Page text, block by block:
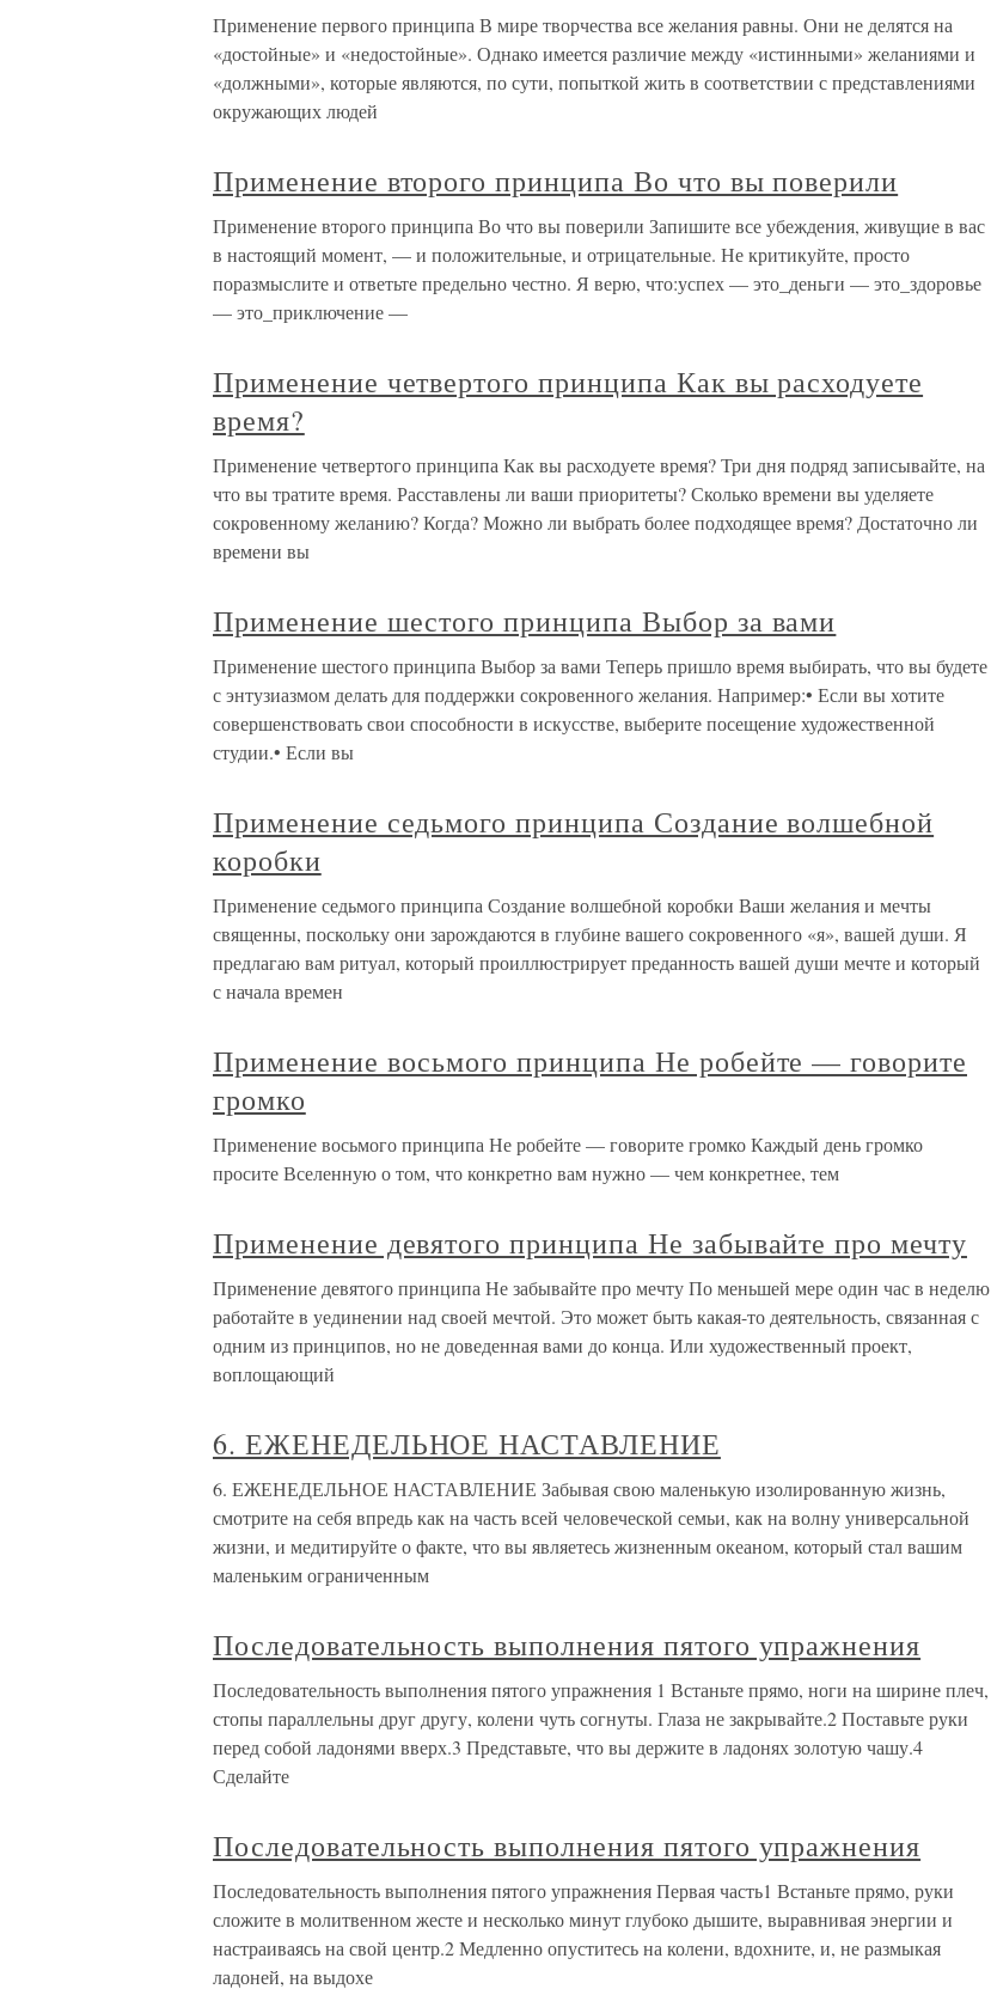
Применение первого принципа В мире творчества все желания равны. Они не делятся на
«достойные» и «недостойные». Однако имеется различие между «истинными» желаниями и
«должными», которые являются, по сути, попыткой жить в соответствии с представлениями
окружающих людей
Применение второго принципа Во что вы поверили
Применение второго принципа Во что вы поверили Запишите все убеждения, живущие в вас
в настоящий момент, — и положительные, и отрицательные. Не критикуйте, просто
поразмыслите и ответьте предельно честно. Я верю, что:успех — это_деньги — это_здоровье
— это_приключение —
Применение четвертого принципа Как вы расходуете
время?
Применение четвертого принципа Как вы расходуете время? Три дня подряд записывайте, на
что вы тратите время. Расставлены ли ваши приоритеты? Сколько времени вы уделяете
сокровенному желанию? Когда? Можно ли выбрать более подходящее время? Достаточно ли
времени вы
Применение шестого принципа Выбор за вами
Применение шестого принципа Выбор за вами Теперь пришло время выбирать, что вы будете
с энтузиазмом делать для поддержки сокровенного желания. Например:• Если вы хотите
совершенствовать свои способности в искусстве, выберите посещение художественной
студии.• Если вы
Применение седьмого принципа Создание волшебной
коробки
Применение седьмого принципа Создание волшебной коробки Ваши желания и мечты
священны, поскольку они зарождаются в глубине вашего сокровенного «я», вашей души. Я
предлагаю вам ритуал, который проиллюстрирует преданность вашей души мечте и который
с начала времен
Применение восьмого принципа Не робейте — говорите
громко
Применение восьмого принципа Не робейте — говорите громко Каждый день громко
просите Вселенную о том, что конкретно вам нужно — чем конкретнее, тем
Применение девятого принципа Не забывайте про мечту
Применение девятого принципа Не забывайте про мечту По меньшей мере один час в неделю
работайте в уединении над своей мечтой. Это может быть какая-то деятельность, связанная с
одним из принципов, но не доведенная вами до конца. Или художественный проект,
воплощающий
6. ЕЖЕНЕДЕЛЬНОЕ НАСТАВЛЕНИЕ
6. ЕЖЕНЕДЕЛЬНОЕ НАСТАВЛЕНИЕ Забывая свою маленькую изолированную жизнь,
смотрите на себя впредь как на часть всей человеческой семьи, как на волну универсальной
жизни, и медитируйте о факте, что вы являетесь жизненным океаном, который стал вашим
маленьким ограниченным
Последовательность выполнения пятого упражнения
Последовательность выполнения пятого упражнения 1 Встаньте прямо, ноги на ширине плеч,
стопы параллельны друг другу, колени чуть согнуты. Глаза не закрывайте.2 Поставьте руки
перед собой ладонями вверх.3 Представьте, что вы держите в ладонях золотую чашу.4
Сделайте
Последовательность выполнения пятого упражнения
Последовательность выполнения пятого упражнения Первая часть1 Встаньте прямо, руки
сложите в молитвенном жесте и несколько минут глубоко дышите, выравнивая энергии и
настраиваясь на свой центр.2 Медленно опуститесь на колени, вдохните, и, не размыкая
ладоней, на выдохе